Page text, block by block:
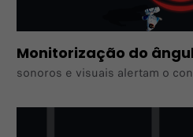
Monitorização do
sonoros e visuais alertam o
espaços
estreitos. O aviso sonoro